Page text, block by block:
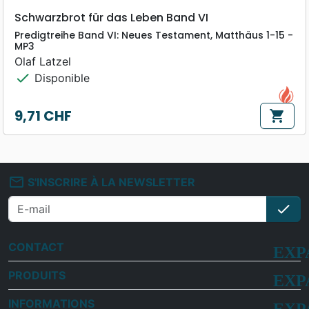
Schwarzbrot für das Leben Band VI
Predigtreihe Band VI: Neues Testament, Matthäus 1-15 -
MP3
Olaf Latzel
check Disponible
Prix
9,71 CHF shopping_cart
mail_outline S'INSCRIRE À LA NEWSLETTER
check
CONTACT
PRODUITS
INFORMATIONS